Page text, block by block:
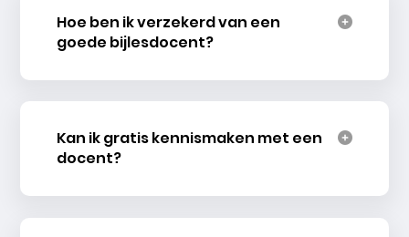
Hoe ben ik verzekerd van een
goede bijlesdocent?
Kan ik gratis kennismaken met een
docent?